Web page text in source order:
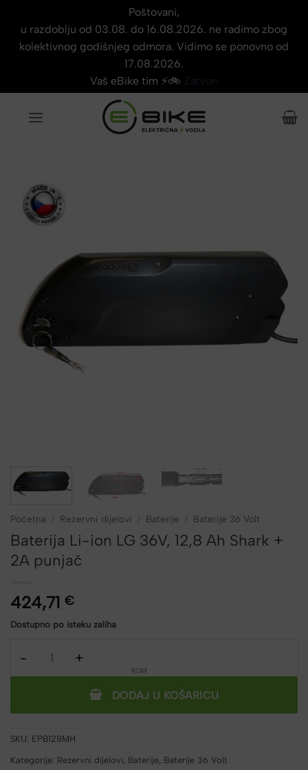
Poštovani,
u razdoblju od 03.08. do 16.08.2026. ne radimo zbog
kolektivnog godišnjeg odmora. Vidimo se ponovno od
17.08.2026.
Vaš eBike tim ⚡🚲 Zatvori
Početna Rezervni dijelovi Baterije Baterije 36 Volt
Baterija Li-ion LG 36V, 12,8 Ah Shark +
2A punjač
424,71 €
Dostupno po isteku zaliha
DODAJ U KOŠARICU
SKU: EPB128MH
Kategorije: Rezervni dijelovi Baterije Baterije 36 Volt